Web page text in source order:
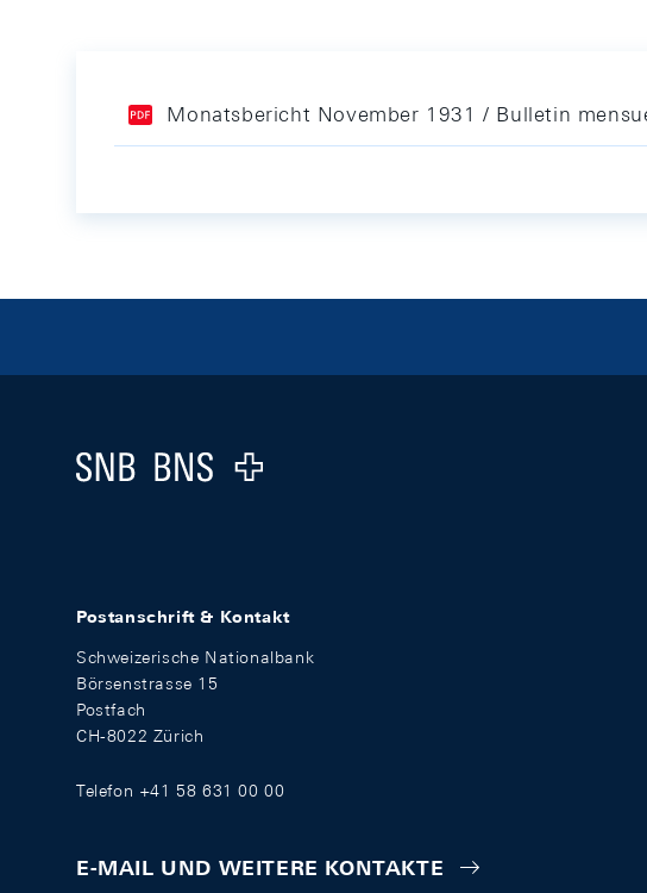
Monatsbericht November 1931 / Bulletin
Logo
Postanschrift & Kontakt
Schweizerische Nationalbank
Börsenstrasse 15
Postfach
CH-8022 Zürich
Telefon +41 58 631 00 00
E-MAIL UND WEITERE KONTAKTE